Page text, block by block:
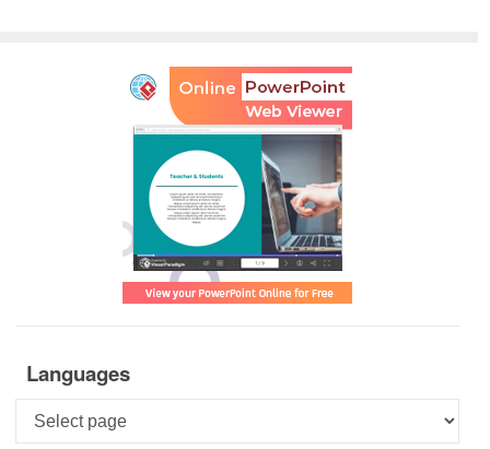
Languages
Languages